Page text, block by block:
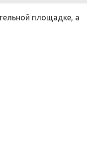
площадке, а